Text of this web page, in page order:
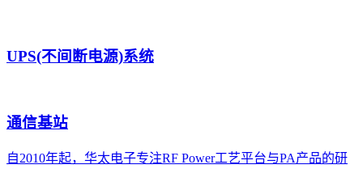
UPS(不间断电源)系统
通信基站
自2010年起，华太电子专注RF Power工艺平台与PA产品的研